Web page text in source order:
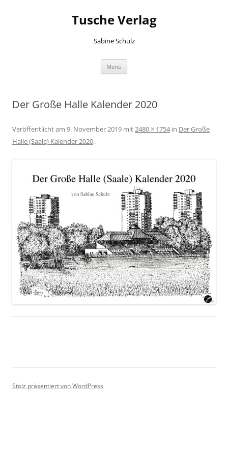
Tusche Verlag
Sabine Schulz
Menü
Der Große Halle Kalender 2020
Veröffentlicht am 9. November 2019 mit2480 × 1754in Der Große
Halle (Saale) Kalender 2020.
Stolz präsentiert von WordPress